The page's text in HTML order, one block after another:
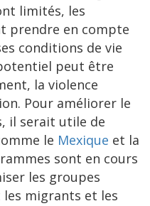
limités, les
prendre en compte
conditions de vie
peut être
la violence
Pour améliorer le
il serait utile de
le Mexique et la
sont en cours
les groupes
migrants et les